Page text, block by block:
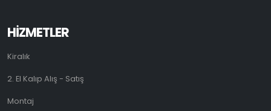
HİZMETLER
Kiralık
2. El Kalıp Alış - Satış
Montaj